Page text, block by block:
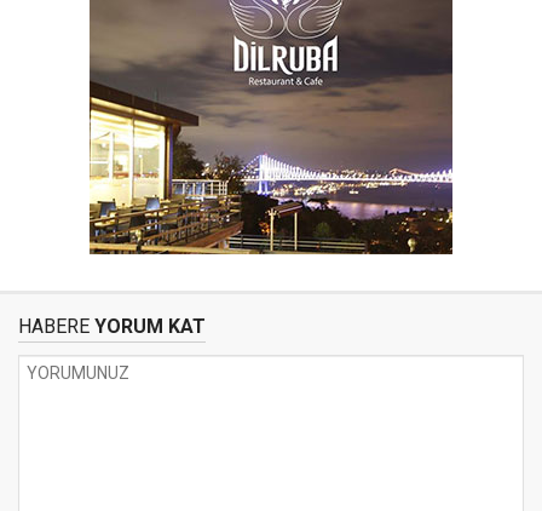
HABERE YORUM KAT